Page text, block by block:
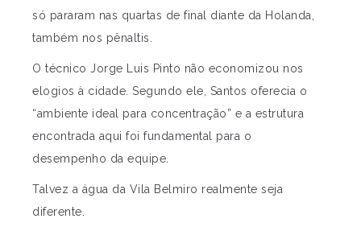
só pararam nas quartas de final diante da Holanda,
também nos pênaltis.
O técnico Jorge Luis Pinto não economizou nos
elogios à cidade. Segundo ele, Santos oferecia o
“ambiente ideal para concentração” e a estrutura
encontrada aqui foi fundamental para o
desempenho da equipe.
Talvez a água da Vila Belmiro realmente seja
diferente.